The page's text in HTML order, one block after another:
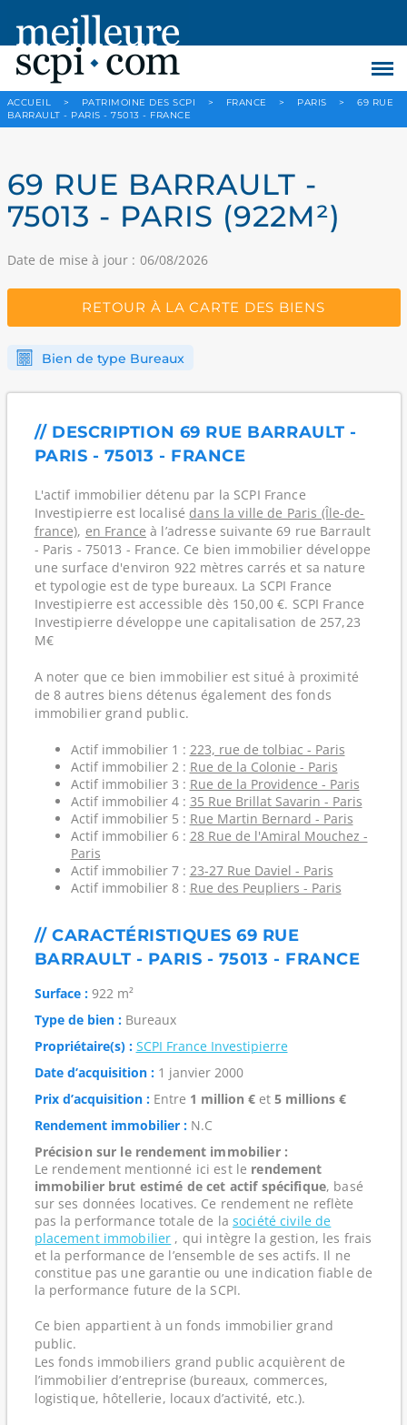
ACCUEIL > PATRIMOINE DES SCPI > FRANCE > PARIS >
69 RUE
BARRAULT - PARIS - 75013 - FRANCE
69 RUE BARRAULT -
75013 - PARIS (922M²)
Date de mise à jour : 06/08/2026
RETOUR À LA CARTE DES BIENS
Bien de type Bureaux
// DESCRIPTION 69 RUE BARRAULT -
PARIS - 75013 - FRANCE
L'actif immobilier détenu par la SCPI France
Investipierre est localisé dans la ville de Paris (Île-de-
france), en France à l’adresse suivante 69 rue Barrault
- Paris - 75013 - France. Ce bien immobilier développe
une surface d'environ 922 mètres carrés et sa nature
et typologie est de type bureaux. La SCPI France
Investipierre est accessible dès 150,00 €. SCPI France
Investipierre développe une capitalisation de 257,23
M€
A noter que ce bien immobilier est situé à proximité
de 8 autres biens détenus également des fonds
immobilier grand public.
Actif immobilier 1 : 223, rue de tolbiac - Paris
Actif immobilier 2 : Rue de la Colonie - Paris
Actif immobilier 3 : Rue de la Providence - Paris
Actif immobilier 4 : 35 Rue Brillat Savarin - Paris
Actif immobilier 5 : Rue Martin Bernard - Paris
Actif immobilier 6 : 28 Rue de l'Amiral Mouchez -
Paris
Actif immobilier 7 : 23-27 Rue Daviel - Paris
Actif immobilier 8 : Rue des Peupliers - Paris
// CARACTÉRISTIQUES 69 RUE
BARRAULT - PARIS - 75013 - FRANCE
Surface :922 m²
Type de bien :Bureaux
Propriétaire(s) : SCPI France Investipierre
Date d’acquisition :1 janvier 2000
Prix d’acquisition :Entre 1 million €et 5 millions €
Rendement immobilier :N.C
Précision sur le rendement immobilier :
Le rendement mentionné ici est le rendement
immobilier brut estimé de cet actif spécifique, basé
sur ses données locatives. Ce rendement ne reflète
pas la performance totale de la société civile de
placement immobilier , qui intègre la gestion, les frais
et la performance de l’ensemble de ses actifs. Il ne
constitue pas une garantie ou une indication fiable de
la performance future de la SCPI.
Ce bien appartient à un fonds immobilier grand
public.
Les fonds immobiliers grand public acquièrent de
l’immobilier d’entreprise (bureaux, commerces,
logistique, hôtellerie, locaux d’activité, etc.).